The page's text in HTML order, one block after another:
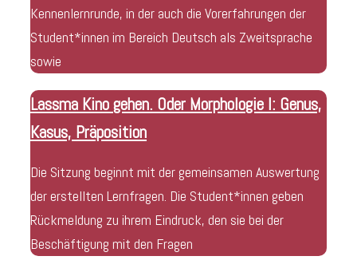
Kennenlernrunde, in der auch die Vorerfahrungen der
Student*innen im Bereich Deutsch als Zweitsprache
sowie
Lassma Kino gehen. Oder Morphologie I: Genus,
Kasus, Präposition
Die Sitzung beginnt mit der gemeinsamen Auswertung
der erstellten Lernfragen. Die Student*innen geben
Rückmeldung zu ihrem Eindruck, den sie bei der
Beschäftigung mit den Fragen